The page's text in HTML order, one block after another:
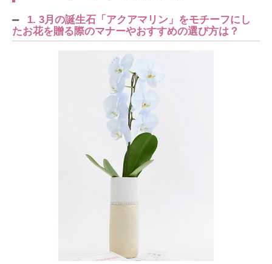
1. 3月の誕生石「アクアマリン」をモチーフにし
たお花を贈る際のマナーやおすすめの選び方は？